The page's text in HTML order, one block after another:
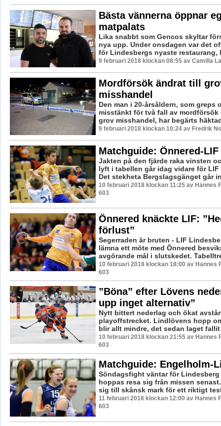
Bästa vännerna öppnar
matpalats
Lika snabbt som Gencos skyltar
nya upp. Under onsdagen var det
för Lindesbergs nyaste restaurang,
9 februari 2018 klockan 08:55 av Camilla
Mordförsök ändrat till
misshandel
Den man i 20-årsåldern, som greps
misstänkt för två fall av mordförsök
grov misshandel, har begärts
9 februari 2018 klockan 10:24 av Fredrik
Matchguide: Önnered-LIF
Jakten på den fjärde raka vinsten
lyft i tabellen går idag vidare för
Det stekheta Bergslagsgänget går
10 februari 2018 klockan 11:25 av Hannes
603
Önnered knäckte LIF:
förlust”
Segerraden är bruten - LIF
lämna ett möte med Önnered
avgörande mål i slutskedet.
10 februari 2018 klockan 18:00 av Hannes
603
”Böna” efter Lövens
upp inget alternativ”
Nytt bittert nederlag och ökat
playoffstrecket. Lindlövens hopp
blir allt mindre, det sedan laget
10 februari 2018 klockan 21:55 av Hannes
603
Matchguide: Engelholm-
Söndagsfight väntar för Lindesberg
hoppas resa sig från missen
sig till skånsk mark för ett riktigt
11 februari 2018 klockan 12:00 av Hannes
603